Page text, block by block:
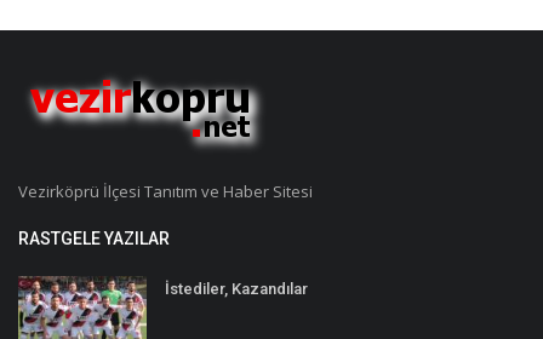
Vezirköprü İlçesi Tanıtım ve Haber Sitesi
RASTGELE YAZILAR
İstediler, Kazandılar